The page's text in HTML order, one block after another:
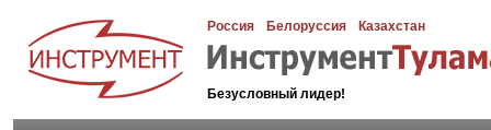
Россия Белоруссия Казахстан
Безусловный лидер!